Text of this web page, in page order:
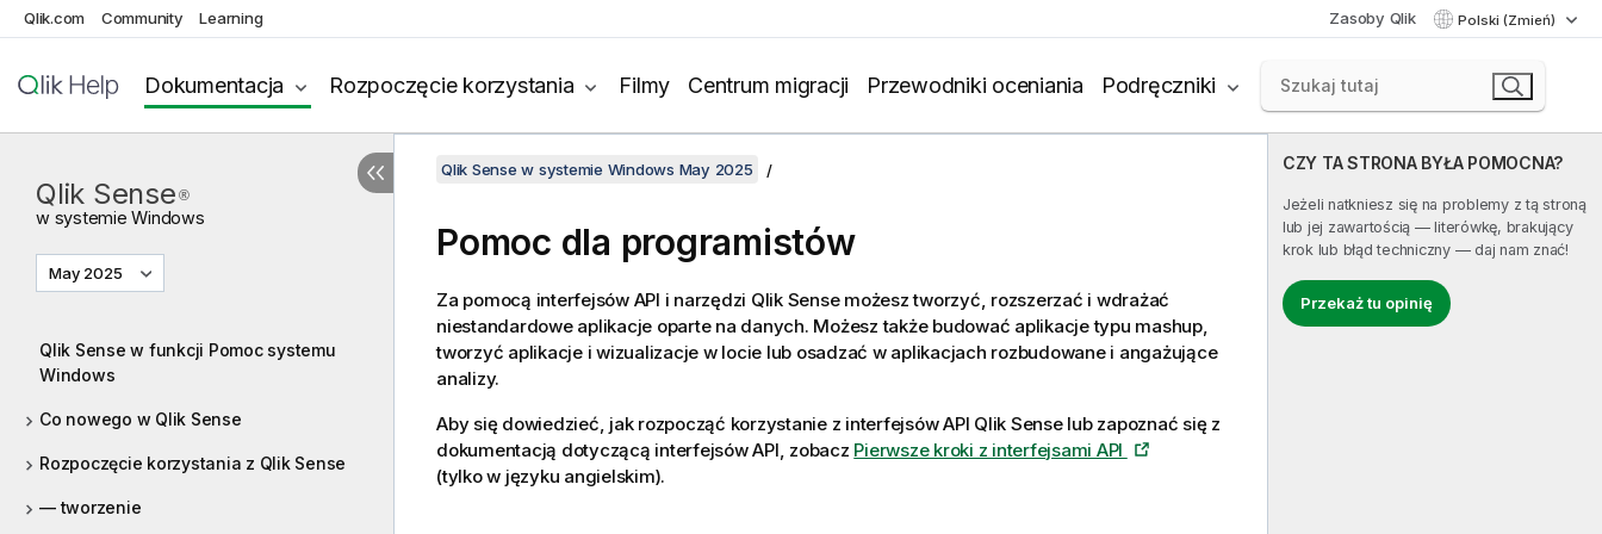
Qlik.com Community Learning Zasoby Qlik Polski (Zmień)
Dokumentacja Rozpoczęcie korzystania Filmy Centrum migracji Przewodniki oceniania Podręczniki
Qlik Sense ®
w systemieWindows
May 2025
Qlik Sense w funkcji Pomoc systemu
Windows
Co nowego w Qlik Sense
Rozpoczęcie korzystania z Qlik Sense
— tworzenie
CZY TA STRONA BYŁA POMOCNA?
Jeżeli natkniesz się na problemy z tą stroną
lub jej zawartością — literówkę, brakujący
krok lub błąd techniczny — daj nam znać!
Przekaż tu opinię
Qlik Sense w systemie Windows May 2025
Pomoc dla programistów
Za pomocą interfejsów API i narzędzi Qlik Sensemożesz tworzyć, rozszerzać i wdrażać
niestandardowe aplikacje oparte na danych. Możesz także budować aplikacje typu mashup,
tworzyć aplikacje i wizualizacje w locie lub osadzać w aplikacjach rozbudowane i angażujące
analizy.
Aby się dowiedzieć, jak rozpocząć korzystanie z interfejsów API Qlik Sense lub zapoznać się z
dokumentacją dotyczącą interfejsów API, zobacz Pierwsze kroki z interfejsami API
(tylko w języku angielskim).